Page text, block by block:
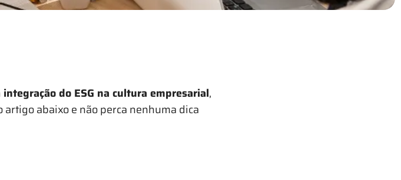
do ESG na cultura empresarial,
artigo abaixo e não perca nenhuma dica